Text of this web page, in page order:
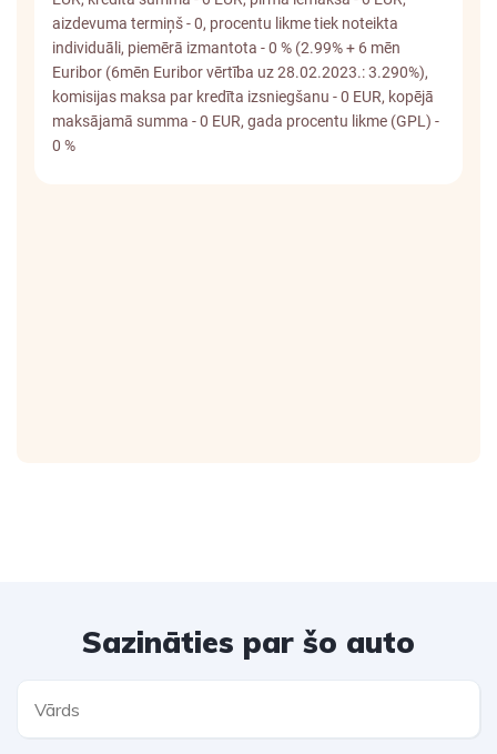
Sazināties par šo auto